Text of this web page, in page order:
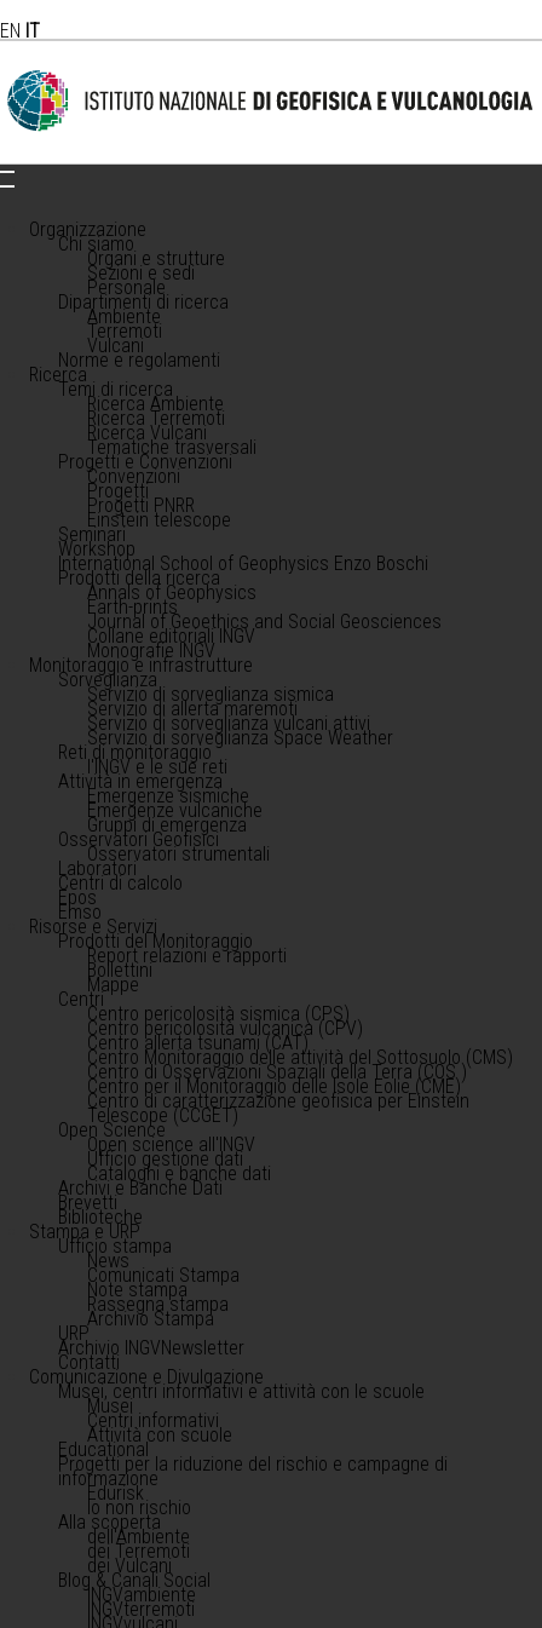
EN IT
Organizzazione
Chi siamo
Organi e strutture
Sezioni e sedi
Personale
Dipartimenti di ricerca
Ambiente
Terremoti
Vulcani
Norme e regolamenti
Ricerca
Temi di ricerca
Ricerca Ambiente
Ricerca Terremoti
Ricerca Vulcani
Tematiche trasversali
Progetti e Convenzioni
Convenzioni
Progetti
Progetti PNRR
Einstein telescope
Seminari
Workshop
International School of Geophysics Enzo Boschi
Prodotti della ricerca
Annals of Geophysics
Earth-prints
Journal of Geoethics and Social Geosciences
Collane editoriali INGV
Monografie INGV
Monitoraggio e infrastrutture
Sorveglianza
Servizio di sorveglianza sismica
Servizio di allerta maremoti
Servizio di sorveglianza vulcani attivi
Servizio di sorveglianza Space Weather
Reti di monitoraggio
l'INGV e le sue reti
Attività in emergenza
Emergenze sismiche
Emergenze vulcaniche
Gruppi di emergenza
Osservatori Geofisici
Osservatori strumentali
Laboratori
Centri di calcolo
Epos
Emso
Risorse e Servizi
Prodotti del Monitoraggio
Report relazioni e rapporti
Bollettini
Mappe
Centri
Centro pericolosità sismica (CPS)
Centro pericolosità vulcanica (CPV)
Centro allerta tsunami (CAT)
Centro Monitoraggio delle attività del Sottosuolo (CMS)
Centro di Osservazioni Spaziali della Terra (COS )
Centro per il Monitoraggio delle Isole Eolie (CME)
Centro di caratterizzazione geofisica per Einstein
Telescope (CCGET)
Open Science
Open science all'INGV
Ufficio gestione dati
Cataloghi e banche dati
Archivi e Banche Dati
Brevetti
Biblioteche
Stampa e URP
Ufficio stampa
News
Comunicati Stampa
Note stampa
Rassegna stampa
Archivio Stampa
URP
Archivio INGVNewsletter
Contatti
Comunicazione e Divulgazione
Musei, centri informativi e attività con le scuole
Musei
Centri informativi
Attività con scuole
Educational
Progetti per la riduzione del rischio e campagne di
informazione
Edurisk
Io non rischio
Alla scoperta
dell'Ambiente
dei Terremoti
dei Vulcani
Blog & Canali Social
INGVambiente
INGVterremoti
INGVvulcani